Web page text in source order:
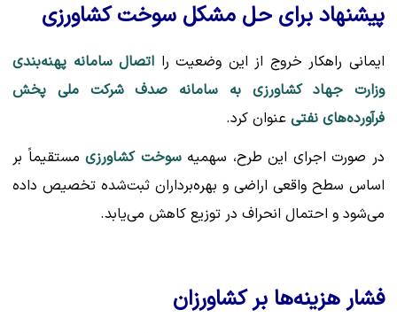
پیشنهاد برای حل مشکل سوخت کشاورزی
ایمانی راهکار خروج از این وضعیت را اتصال سامانه پهنه‌بندی
وزارت جهاد کشاورزی به سامانه صدف شرکت ملی پخش
فرآورده‌های نفتی عنوان کرد.
در صورت اجرای این طرح، سهمیهسوخت کشاورزیمستقیماً بر
اساس سطح واقعی اراضی و بهره‌برداران ثبت‌شده تخصیص داده
می‌شود و احتمال انحراف در توزیع کاهش می‌یابد.
فشار هزینه‌ها بر کشاورزان